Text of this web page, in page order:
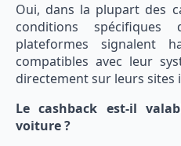
Oui, dans la plupart des
conditions
plateformes signalent
compatibles avec leur
directement sur leurs sites
Le cashback est-il
voiture ?